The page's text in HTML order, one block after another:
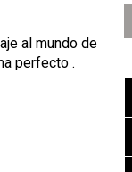
al mundo de
perfecto .